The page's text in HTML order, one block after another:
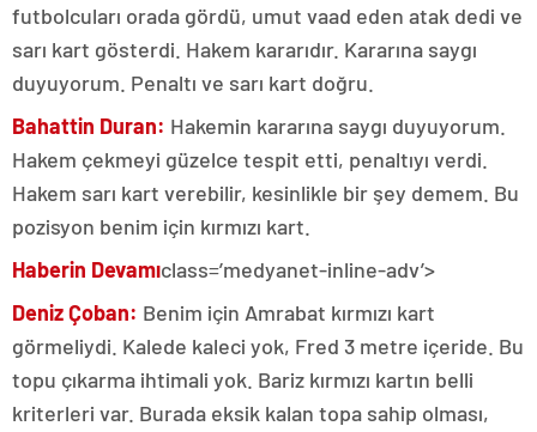
futbolcuları orada gördü, umut vaad eden atak dedi ve
sarı kart gösterdi. Hakem kararıdır. Kararına saygı
duyuyorum. Penaltı ve sarı kart doğru.
Bahattin Duran: Hakemin kararına saygı duyuyorum.
Hakem çekmeyi güzelce tespit etti, penaltıyı verdi.
Hakem sarı kart verebilir, kesinlikle bir şey demem. Bu
pozisyon benim için kırmızı kart.
Haberin Devamıclass=’medyanet-inline-adv’>
Deniz Çoban: Benim için Amrabat kırmızı kart
görmeliydi. Kalede kaleci yok, Fred 3 metre içeride. Bu
topu çıkarma ihtimali yok. Bariz kırmızı kartın belli
kriterleri var. Burada eksik kalan topa sahip olması,